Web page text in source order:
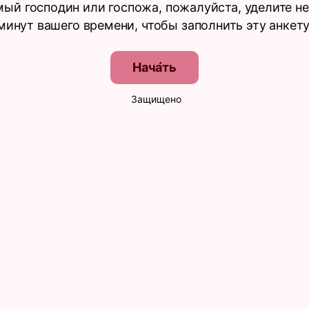
господин или госпожа, пожалуйста, уделите
вашего времени, чтобы заполнить эту
Нача́ть
Защищено